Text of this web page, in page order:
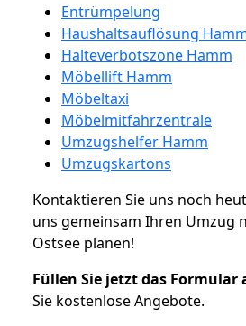
Entrümpelung
Haushaltsauflösung
Halteverbotszone Hamm
Möbellift Hamm
Möbeltaxi
Möbelmitfahrzentrale
Umzugshelfer Hamm
Umzugskartons
Kontaktieren Sie uns noch
uns gemeinsam Ihren Umzug
Ostsee planen!
Füllen Sie jetzt das Formular
Sie kostenlose Angebote.